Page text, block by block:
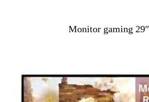
Monitor gaming 29″